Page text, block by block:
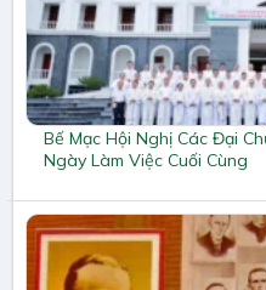
Bế Mạc Hội Nghị Các Đại
Ngày Làm Việc Cuối Cùng